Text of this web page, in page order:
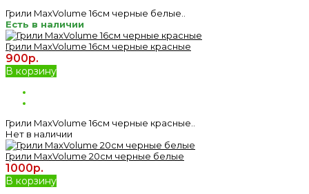
Грили MaxVolume 16см черные белые..
Есть в наличии
Грили MaxVolume 16см черные красные
900р.
В корзину
Грили MaxVolume 16см черные красные..
Нет в наличии
Грили MaxVolume 20см черные белые
1000р.
В корзину